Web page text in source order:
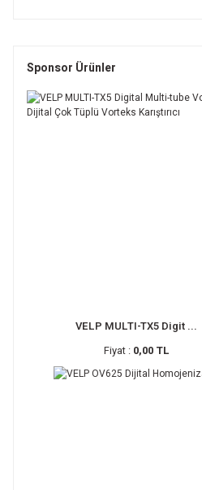
Sponsor Ürünler
VELP MULTI-TX5 Digit ...
Fiyat : 0,00 TL